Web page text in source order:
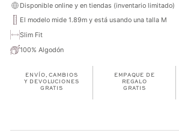
Disponible online y en tiendas (inventario limitado)
El modelo mide 1.89m y está usando una talla M
Slim Fit
100% Algodón
ENVÍO, CAMBIOS
Y DEVOLUCIONES
GRATIS
EMPAQUE DE
REGALO
GRATIS